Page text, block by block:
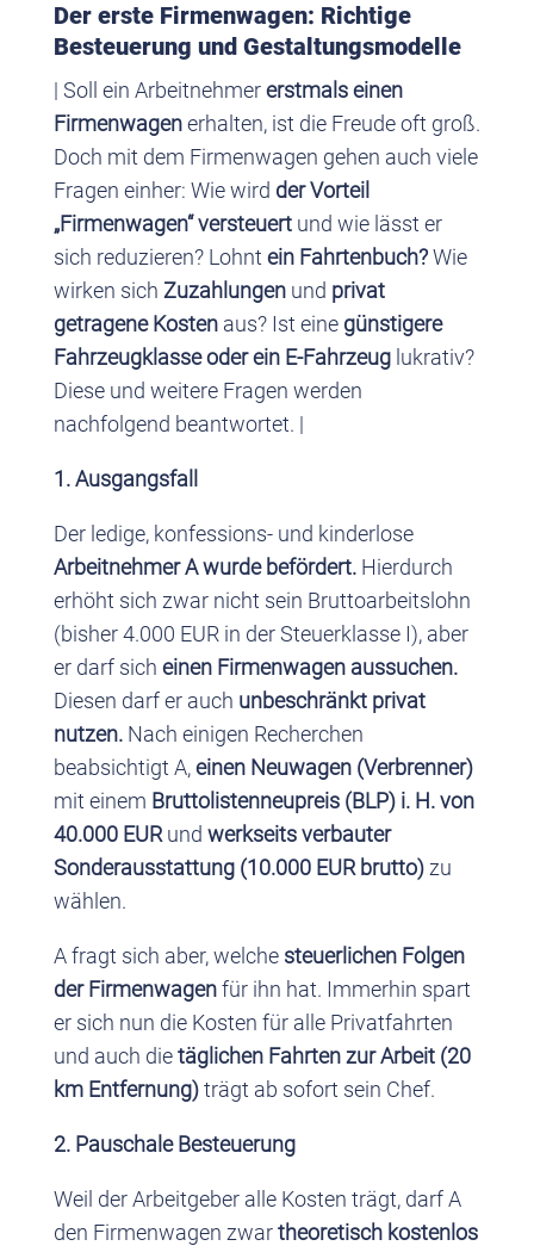
Der erste Firmenwagen: Richtige
Besteuerung und Gestaltungsmodelle
| Soll ein Arbeitnehmererstmals einen
Firmenwagenerhalten, ist die Freude oft groß.
Doch mit dem Firmenwagen gehen auch viele
Fragen einher: Wie wird der Vorteil
„Firmenwagen“ versteuertund wie lässt er
sich reduzieren? Lohnt ein Fahrtenbuch?Wie
wirken sich Zuzahlungenund privat
getragene Kostenaus? Ist eine günstigere
Fahrzeugklasse oder ein E-Fahrzeuglukrativ?
Diese und weitere Fragen werden
nachfolgend beantwortet. |
1. Ausgangsfall
Der ledige, konfessions- und kinderlose
Arbeitnehmer A wurde befördert.Hierdurch
erhöht sich zwar nicht sein Bruttoarbeitslohn
(bisher 4.000 EUR in der Steuerklasse I), aber
er darf sich einen Firmenwagen aussuchen.
Diesen darf er auch unbeschränkt privat
nutzen.Nach einigen Recherchen
beabsichtigt A,einen Neuwagen (Verbrenner)
mit einem Bruttolistenneupreis (BLP) i. H. von
40.000 EURund werkseits verbauter
Sonderausstattung (10.000 EUR brutto)zu
wählen.
A fragt sich aber, welche steuerlichen Folgen
der Firmenwagenfür ihn hat. Immerhin spart
er sich nun die Kosten für alle Privatfahrten
und auch dietäglichen Fahrten zur Arbeit (20
km Entfernung)trägt ab sofort sein Chef.
2. Pauschale Besteuerung
Weil der Arbeitgeber alle Kosten trägt, darf A
den Firmenwagen zwartheoretisch kostenlos